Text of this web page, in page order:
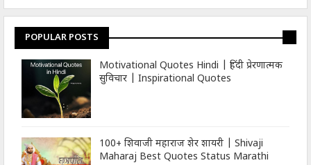
POPULAR POSTS
Motivational Quotes Hindi | हिंदी प्रेरणात्मक
सुविचार | Inspirational Quotes
100+ शिवाजी महाराज शेर शायरी | Shivaji
Maharaj Best Quotes Status Marathi